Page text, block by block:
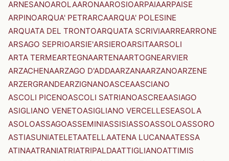
ARNESANOAROLAARONAAROSIOARPAIAARPAISE
ARPINOARQUA' PETRARCAARQUA' POLESINE
ARQUATA DEL TRONTOARQUATA SCRIVIAARREARRONE
ARSAGO SEPRIOARSIE'ARSIEROARSITAARSOLI
ARTA TERMEARTEGNAARTENAARTOGNEARVIER
ARZACHENAARZAGO D'ADDAARZANAARZANOARZENE
ARZERGRANDEARZIGNANOASCEAASCIANO
ASCOLI PICENOASCOLI SATRIANOASCREAASIAGO
ASIGLIANO VENETOASIGLIANO VERCELLESEASOLA
ASOLOASSAGOASSEMINIASSISIASSOASSOLOASSORO
ASTIASUNIATELETAATELLAATENA LUCANAATESSA
ATINAATRANIATRIATRIPALDAATTIGLIANOATTIMIS